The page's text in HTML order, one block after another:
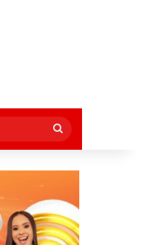
Procurar
por